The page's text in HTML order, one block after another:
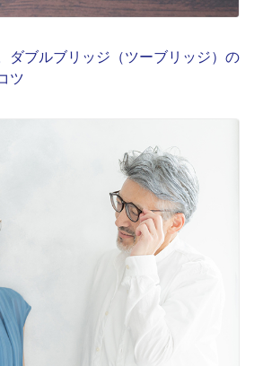
ダブルブリッジ（ツーブリッジ）の
ツ